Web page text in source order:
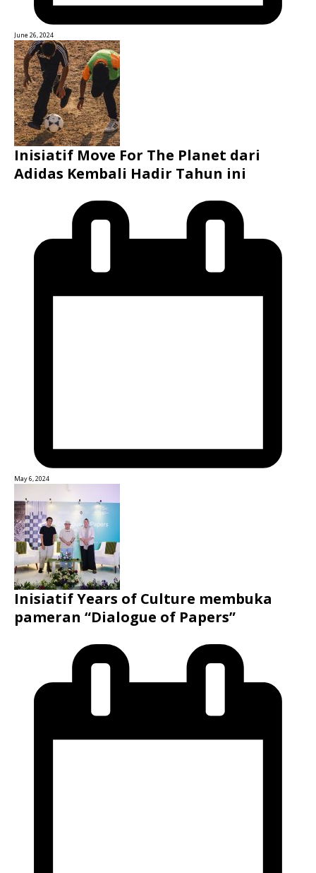
June 26, 2024
Inisiatif Move For The Planet dari
Adidas Kembali Hadir Tahun ini
May 6, 2024
Inisiatif Years of Culture membuka
pameran “Dialogue of Papers”